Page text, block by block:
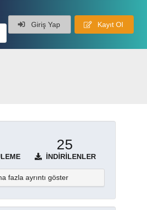
Giriş Yap Kayıt Ol
25
İNDIRILENLER
fazla ayrıntı göster